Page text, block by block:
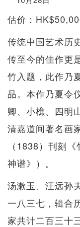
估价：
传统中国艺术历
传至今的佳作更
竹入题，此作乃
品。本作乃夏令
卿、小樵、四明
清嘉道间著名画
（1838）刊刻
神谱》）。
汤漱玉、汪远孙
一八三七，辑合
家共计二百三十